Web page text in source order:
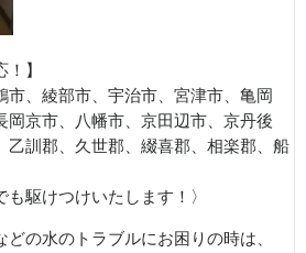
】
市、綾部市、宇治市、宮津市、亀岡
岡京市、八幡市、京田辺市、京丹後
乙訓郡、久世郡、綴喜郡、相楽郡、船
も駆けつけいたします！〉
の水のトラブルにお困りの時は、